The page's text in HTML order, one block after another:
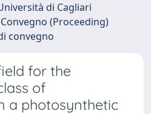
di Cagliari
(Proceeding)
convegno
for the
of
a photosynthetic